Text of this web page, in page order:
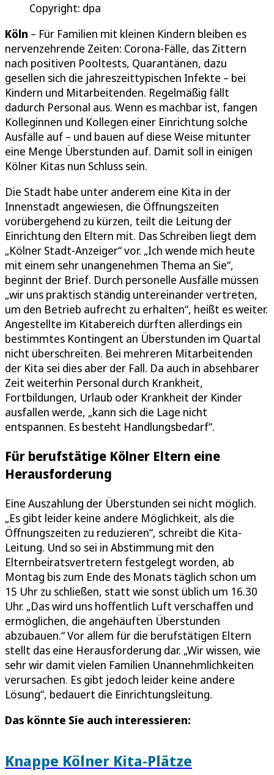
Copyright: dpa
Köln – Für Familien mit kleinen Kindern bleiben es
nervenzehrende Zeiten: Corona-Fälle, das Zittern
nach positiven Pooltests, Quarantänen, dazu
gesellen sich die jahreszeittypischen Infekte – bei
Kindern und Mitarbeitenden. Regelmäßig fällt
dadurch Personal aus. Wenn es machbar ist, fangen
Kolleginnen und Kollegen einer Einrichtung solche
Ausfälle auf – und bauen auf diese Weise mitunter
eine Menge Überstunden auf. Damit soll in einigen
Kölner Kitas nun Schluss sein.
Die Stadt habe unter anderem eine Kita in der
Innenstadt angewiesen, die Öffnungszeiten
vorübergehend zu kürzen, teilt die Leitung der
Einrichtung den Eltern mit. Das Schreiben liegt dem
„Kölner Stadt-Anzeiger“ vor. „Ich wende mich heute
mit einem sehr unangenehmen Thema an Sie“,
beginnt der Brief. Durch personelle Ausfälle müssen
„wir uns praktisch ständig untereinander vertreten,
um den Betrieb aufrecht zu erhalten“, heißt es weiter.
Angestellte im Kitabereich dürften allerdings ein
bestimmtes Kontingent an Überstunden im Quartal
nicht überschreiten. Bei mehreren Mitarbeitenden
der Kita sei dies aber der Fall. Da auch in absehbarer
Zeit weiterhin Personal durch Krankheit,
Fortbildungen, Urlaub oder Krankheit der Kinder
ausfallen werde, „kann sich die Lage nicht
entspannen. Es besteht Handlungsbedarf“.
Für berufstätige Kölner Eltern eine
Herausforderung
Eine Auszahlung der Überstunden sei nicht möglich.
„Es gibt leider keine andere Möglichkeit, als die
Öffnungszeiten zu reduzieren“, schreibt die Kita-
Leitung. Und so sei in Abstimmung mit den
Elternbeiratsvertretern festgelegt worden, ab
Montag bis zum Ende des Monats täglich schon um
15 Uhr zu schließen, statt wie sonst üblich um 16.30
Uhr. „Das wird uns hoffentlich Luft verschaffen und
ermöglichen, die angehäuften Überstunden
abzubauen.“ Vor allem für die berufstätigen Eltern
stellt das eine Herausforderung dar. „Wir wissen, wie
sehr wir damit vielen Familien Unannehmlichkeiten
verursachen. Es gibt jedoch leider keine andere
Lösung“, bedauert die Einrichtungsleitung.
Das könnte Sie auch interessieren:
Knappe Kölner Kita-Plätze